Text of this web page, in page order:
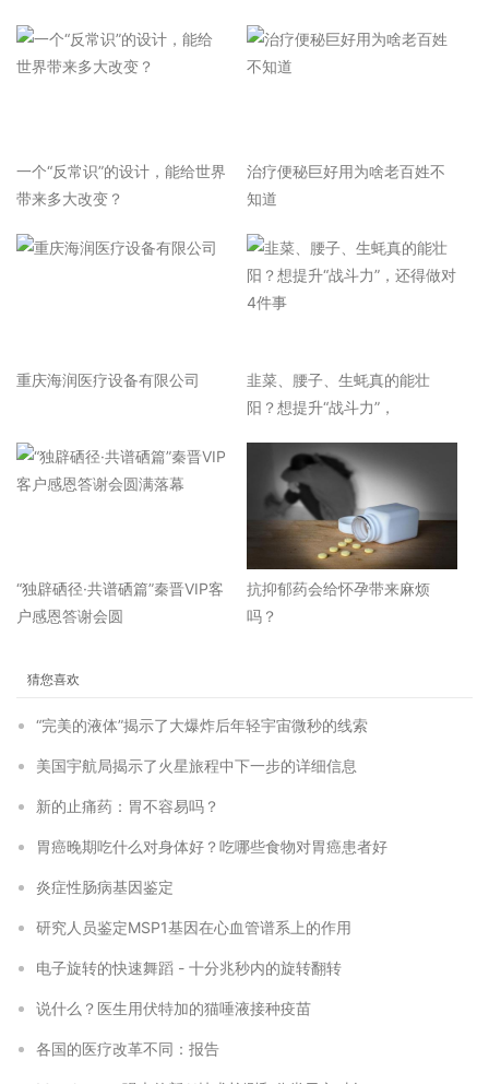
一个“反常识”的设计，能给世界
带来多大改变？
治疗便秘巨好用为啥老百姓不
知道
重庆海润医疗设备有限公司
韭菜、腰子、生蚝真的能壮
阳？想提升“战斗力”，
“独辟硒径·共谱硒篇”秦晋VIP客
户感恩答谢会圆
抗抑郁药会给怀孕带来麻烦
吗？
猜您喜欢
“完美的液体”揭示了大爆炸后年轻宇宙微秒的线索
美国宇航局揭示了火星旅程中下一步的详细信息
新的止痛药：胃不容易吗？
胃癌晚期吃什么对身体好？吃哪些食物对胃癌患者好
炎症性肠病基因鉴定
研究人员鉴定MSP1基因在心血管谱系上的作用
电子旋转的快速舞蹈 - 十分兆秒内的旋转翻转
说什么？医生用伏特加的猫唾液接种疫苗
各国的医疗改革不同：报告